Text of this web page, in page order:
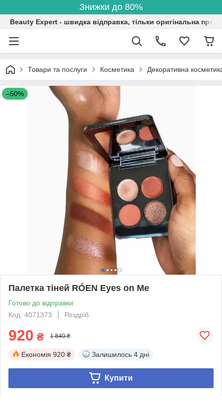
Знижки до 80%
Beauty Expert - швидка відправка, тільки оригінальна
Товари та послуги Косметика Декоративна
–50%
Палетка тіней RÓEN Eyes on Me
Готово до відправки
Код: 4071373
Роздріб
920 ₴ 1 840 ₴
Економія 920 ₴ Залишилось 4 дні
Купити